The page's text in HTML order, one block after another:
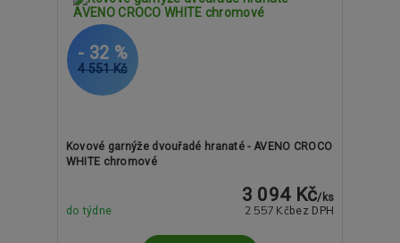
4 551 Kč
- 32 %
Kovové garnýže dvouřadé hranaté - AVENO CROCO
WHITE chromové
3 094 Kč/ ks
2 557 Kč bez DPH
do týdne